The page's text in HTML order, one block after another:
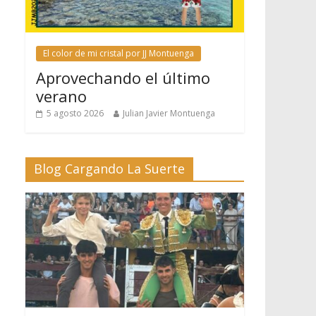
El color de mi cristal por JJ Montuenga
Aprovechando el último
verano
5 agosto 2026 Julian Javier Montuenga
Blog Cargando La Suerte